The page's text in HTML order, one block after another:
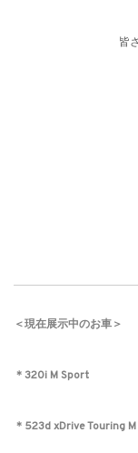
皆
＜現在展示中のお車＞
＊320i M Sport
＊523d xDrive Touring